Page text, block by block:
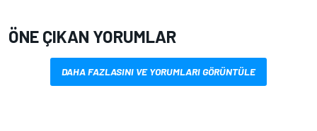
ÖNE ÇIKAN YORUMLAR
DAHA FAZLASINI VE YORUMLARI GÖRÜNTÜLE